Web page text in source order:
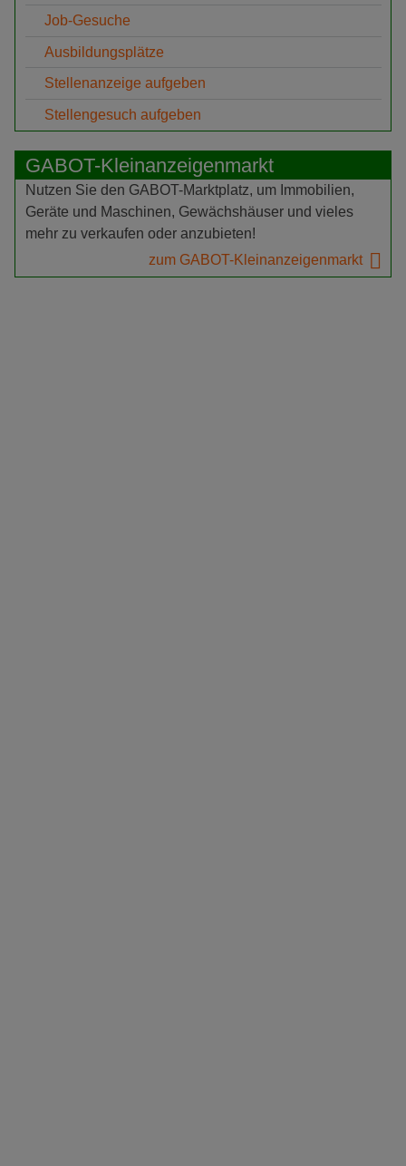
Job-Gesuche
Ausbildungsplätze
Stellenanzeige aufgeben
Stellengesuch aufgeben
GABOT-Kleinanzeigenmarkt
Nutzen Sie den GABOT-Marktplatz, um Immobilien,
Geräte und Maschinen, Gewächshäuser und vieles
mehr zu verkaufen oder anzubieten!
zum GABOT-Kleinanzeigenmarkt